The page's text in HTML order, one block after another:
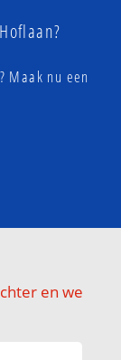
Maak nu een
en we